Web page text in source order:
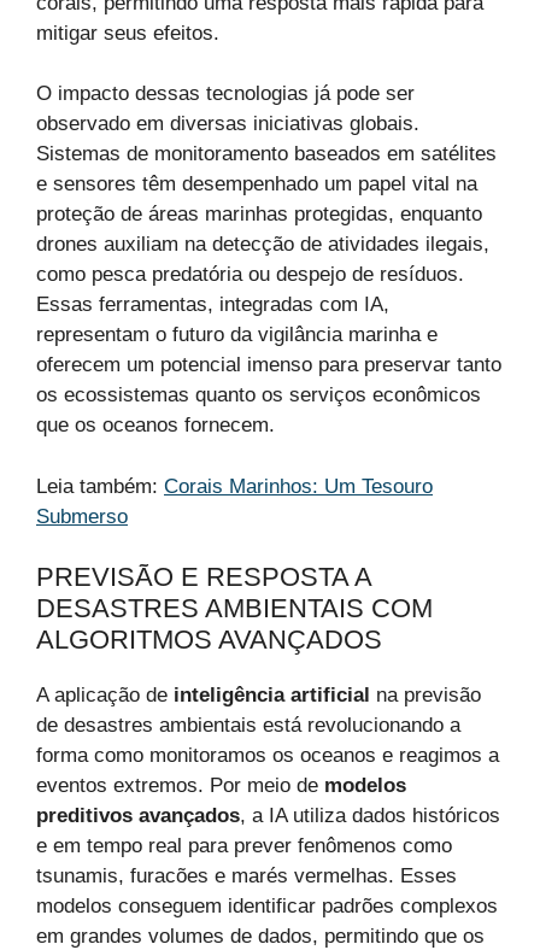
mitigar seus efeitos.
O impacto dessas tecnologias já pode ser
observado em diversas iniciativas globais.
Sistemas de monitoramento baseados em satélites
e sensores têm desempenhado um papel vital na
proteção de áreas marinhas protegidas, enquanto
drones auxiliam na detecção de atividades ilegais,
como pesca predatória ou despejo de resíduos.
Essas ferramentas, integradas com IA,
representam o futuro da vigilância marinha e
oferecem um potencial imenso para preservar tanto
os ecossistemas quanto os serviços econômicos
que os oceanos fornecem.
Leia também: Corais Marinhos: Um Tesouro
Submerso
PREVISÃO E RESPOSTA A
DESASTRES AMBIENTAIS COM
ALGORITMOS AVANÇADOS
A aplicação de inteligência artificial na previsão
de desastres ambientais está revolucionando a
forma como monitoramos os oceanos e reagimos a
eventos extremos. Por meio de modelos
preditivos avançados, a IA utiliza dados históricos
e em tempo real para prever fenômenos como
tsunamis, furacões e marés vermelhas. Esses
modelos conseguem identificar padrões complexos
em grandes volumes de dados, permitindo que os